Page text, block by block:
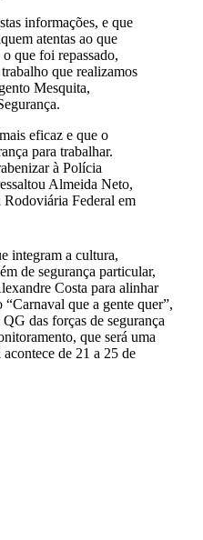
informações, e que
atentas ao que
que foi repassado,
que realizamos
Mesquita,
eficaz e que o
para trabalhar.
à Polícia
Almeida Neto,
Federal em
integram a cultura,
de segurança particular,
Costa para alinhar
“Carnaval que a gente quer”,
das forças de segurança
que será uma
de 21 a 25 de